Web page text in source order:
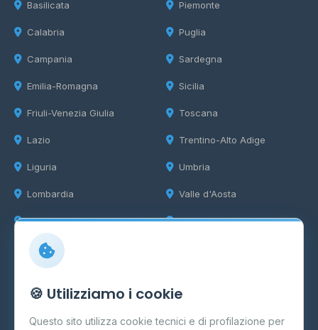
Basilicata
Calabria
Campania
Emilia-Romagna
Friuli-Venezia Giulia
Lazio
Liguria
Lombardia
Marche
Piemonte
Puglia
Sardegna
Sicilia
Toscana
Trentino-Alto Adige
Umbria
Valle d'Aosta
Veneto
Info
Cos'è il GPL
FAQ
🍪 Utilizziamo i cookie
Questo sito utilizza cookie tecnici e di profilazione per